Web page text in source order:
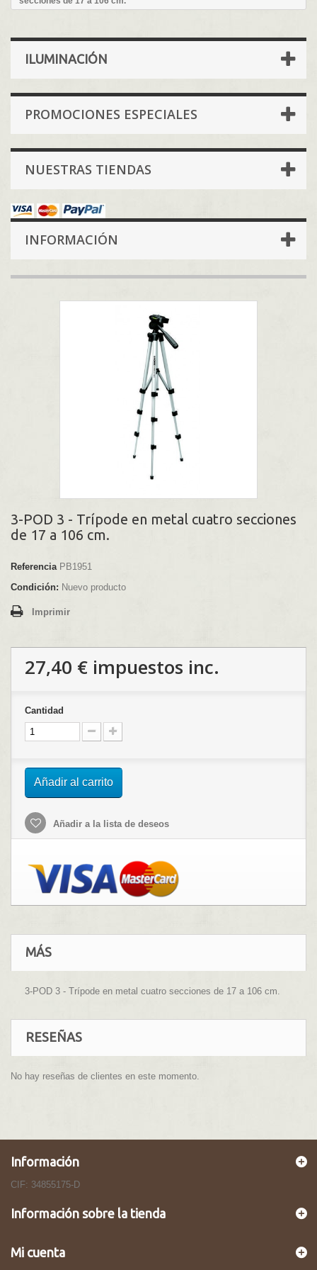
ILUMINACIÓN
PROMOCIONES ESPECIALES
NUESTRAS TIENDAS
INFORMACIÓN
3-POD 3 - Trípode en metal cuatro secciones
de 17 a 106 cm.
Referencia PB1951
Condición: Nuevo producto
Imprimir
27,40 € impuestos inc.
Cantidad
Añadir al carrito
Añadir a la lista de deseos
MÁS
3-POD 3 - Trípode en metal cuatro secciones de 17 a 106 cm.
RESEÑAS
No hay reseñas de clientes en este momento.
Información
CIF: 34855175-D
Información sobre la tienda
Mi cuenta